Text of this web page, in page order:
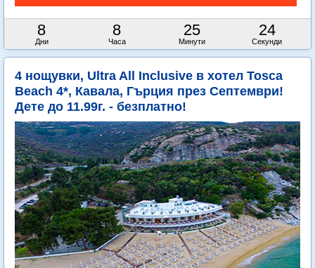
8
Дни
8
Часа
25
Минути
23
Секунди
4 нощувки, Ultra All Inclusive в хотел Tosca
Beach 4*, Кавала, Гърция през Септември!
Дете до 11.99г. - безплатно!